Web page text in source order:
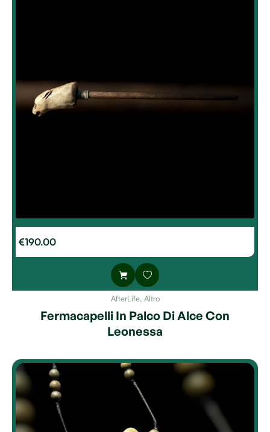
€190.00
AfterLife, Altro
Fermacapelli In Palco Di Alce Con
Leonessa